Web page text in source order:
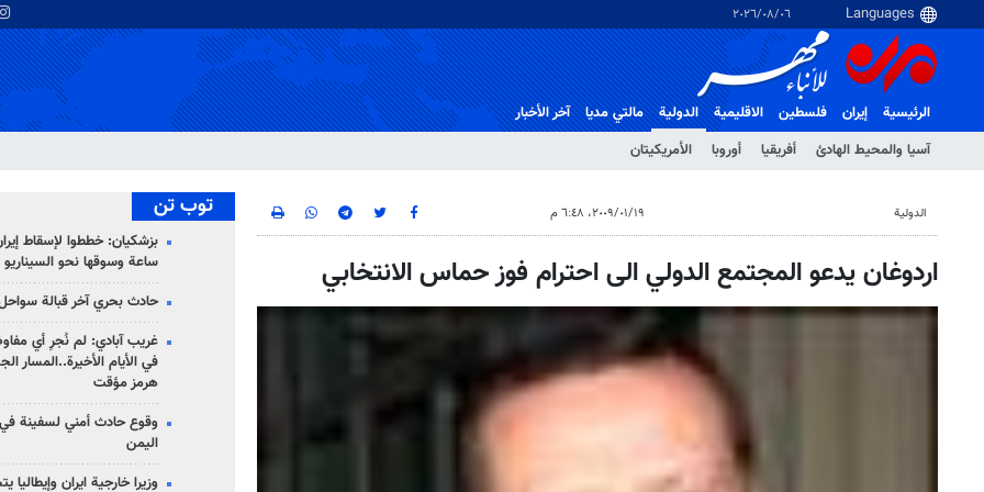
٠٦‏/٠٨‏/٢٠٢٦
الرئيسية إيران فلسطین الاقلیمیة
الدولية
آسيا والمحيط الهادئ
أفريقيا أوروبا الأمريكيتان
مالتي مدیا آخر الأخبار
الدولية ١٩‏/٠١‏/٢٠٠٩، ٦:٤٨ م
اردوغان يدعو المجتمع الدولي الى احترام فوز حماس الانتخابي
توب تن
ساعة وسوقها نحو
حادث بحري آخر قبالة
غريب آبادي: لم نُجرِ أي
في الأيام الأخيرة..المسار
هرمز مؤقت
وقوع حادث أمني لسفينة
اليمن
وزيرا خارجية ايران وإيطاليا